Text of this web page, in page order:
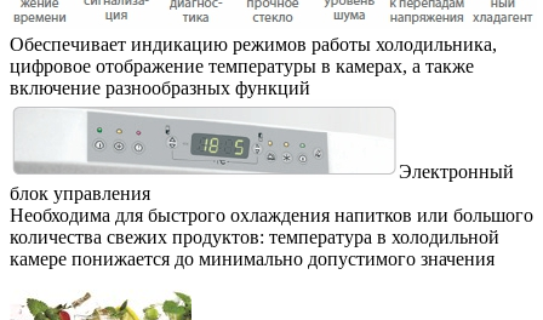
Обеспечивает индикацию режимов работы холодильника,
цифровое отображение температуры в камерах, а также
включение разнообразных функций
Электронный
блок управления
Необходима для быстрого охлаждения напитков или большого
количества свежих продуктов: температура в холодильной
камере понижается до минимально допустимого значения